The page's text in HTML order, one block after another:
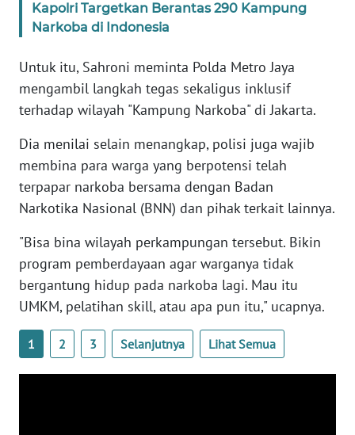
Kapolri Targetkan Berantas 290 Kampung
Narkoba di Indonesia
Untuk itu, Sahroni meminta Polda Metro Jaya
mengambil langkah tegas sekaligus inklusif
terhadap wilayah "Kampung Narkoba" di Jakarta.
Dia menilai selain menangkap, polisi juga wajib
membina para warga yang berpotensi telah
terpapar narkoba bersama dengan Badan
Narkotika Nasional (BNN) dan pihak terkait lainnya.
"Bisa bina wilayah perkampungan tersebut. Bikin
program pemberdayaan agar warganya tidak
bergantung hidup pada narkoba lagi. Mau itu
UMKM, pelatihan skill, atau apa pun itu," ucapnya.
1 2 3 Selanjutnya Lihat Semua
WN
WN
NTT
WN
KEPRI
WN
PAPUA
WN
PAPUA
BARAT
WN
RIAU